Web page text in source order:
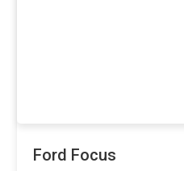
Ford Focus